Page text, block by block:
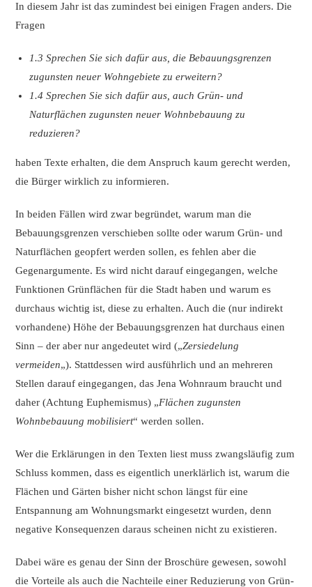
In diesem Jahr ist das zumindest bei einigen Fragen anders. Die
Fragen
1.3 Sprechen Sie sich dafür aus, die Bebauungsgrenzen
zugunsten neuer Wohngebiete zu erweitern?
1.4 Sprechen Sie sich dafür aus, auch Grün- und
Naturflächen zugunsten neuer Wohnbebauung zu
reduzieren?
haben Texte erhalten, die dem Anspruch kaum gerecht werden,
die Bürger wirklich zu informieren.
In beiden Fällen wird zwar begründet, warum man die
Bebauungsgrenzen verschieben sollte oder warum Grün- und
Naturflächen geopfert werden sollen, es fehlen aber die
Gegenargumente. Es wird nicht darauf eingegangen, welche
Funktionen Grünflächen für die Stadt haben und warum es
durchaus wichtig ist, diese zu erhalten. Auch die (nur indirekt
vorhandene) Höhe der Bebauungsgrenzen hat durchaus einen
Sinn – der aber nur angedeutet wird („Zersiedelung
vermeiden„). Stattdessen wird ausführlich und an mehreren
Stellen darauf eingegangen, das Jena Wohnraum braucht und
daher (Achtung Euphemismus) „Flächen zugunsten
Wohnbebauung mobilisiert“ werden sollen.
Wer die Erklärungen in den Texten liest muss zwangsläufig zum
Schluss kommen, dass es eigentlich unerklärlich ist, warum die
Flächen und Gärten bisher nicht schon längst für eine
Entspannung am Wohnungsmarkt eingesetzt wurden, denn
negative Konsequenzen daraus scheinen nicht zu existieren.
Dabei wäre es genau der Sinn der Broschüre gewesen, sowohl
die Vorteile als auch die Nachteile einer Reduzierung von Grün-